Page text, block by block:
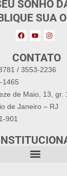
SONHO
SUA
CONTATO
/ 3553-2236
1465
de Maio, 13, gr.
de Janeiro – RJ
901